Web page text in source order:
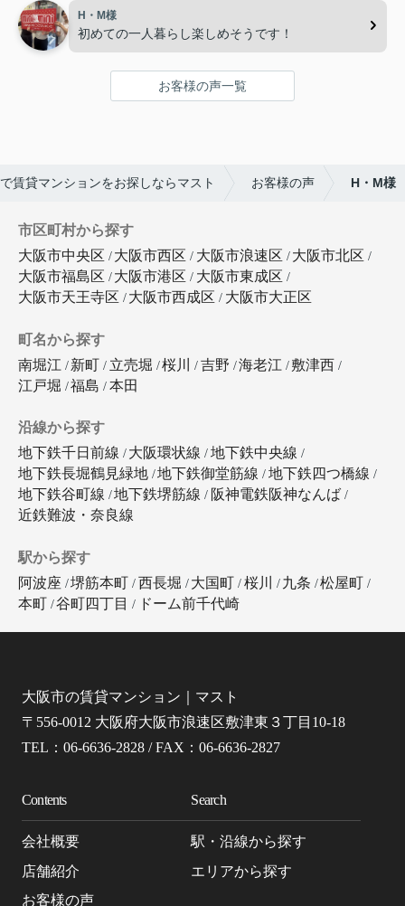
H・M様
初めての一人暮らし楽しめそうです！
お客様の声一覧
賃貸マンションをお探しならマスト お客様の声 H・M様
市区町村から探す
大阪市中央区
大阪市西区 大阪市浪速区
大阪市北区
大阪市福島区
大阪市港区
大阪市東成区
大阪市天王寺区
大阪市西成区 大阪市大正区
町名から探す
南堀江
新町 立売堀 桜川 吉野 海老江
敷津西
江戸堀
福島 本田
沿線から探す
地下鉄千日前線
大阪環状線 地下鉄中央線
地下鉄長堀鶴見緑地
地下鉄御堂筋線 地下鉄四つ橋線
地下鉄谷町線
地下鉄堺筋線 阪神電鉄阪神なんば
近鉄難波・奈良線
駅から探す
阿波座
堺筋本町 西長堀 大国町 桜川 九条
松屋町
本町
谷町四丁目 ドーム前千代崎
大阪市の賃貸マンション｜マスト
〒556-0012 大阪府大阪市浪速区敷津東３丁目10-18
TEL：06-6636-2828 / FAX：06-6636-2827
Contents
会社概要
店舗紹介
お客様の声
Search
駅・沿線から探す
エリアから探す